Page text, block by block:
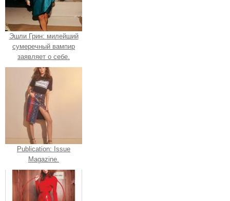
Эшли Грин: милейший
сумеречный вампир
заявляет о себе.
Publication: Issue
Magazine.